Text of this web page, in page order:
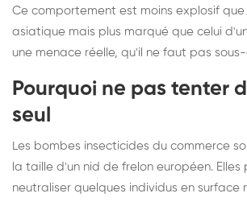
Ce comportement est moins explosif que
asiatique mais plus marqué que celui
une menace réelle, qu'il ne faut pas
Pourquoi ne pas tenter
seul
Les bombes insecticides du commerce
la taille d'un nid de frelon européen. Elles
neutraliser quelques individus en surface